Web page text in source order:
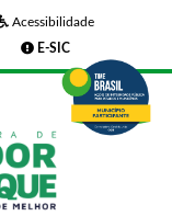
Acessibilidade
E-SIC